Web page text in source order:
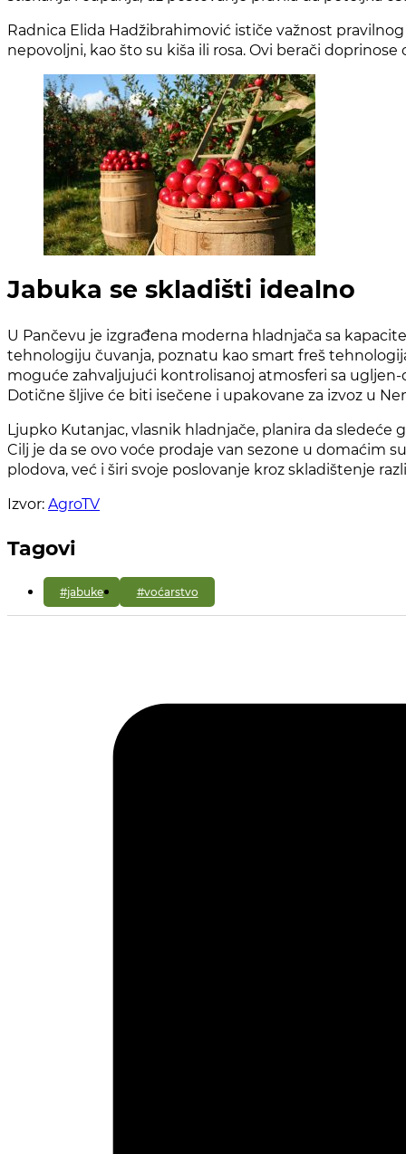
Radnica Elida Hadžibrahimović ističe važnost
nepovoljni, kao što su kiša ili rosa. Ovi berači
Jabuka se skladišti idealno
U Pančevu je izgrađena moderna hladnjača sa
tehnologiju čuvanja, poznatu kao smart freš
moguće zahvaljujući kontrolisanoj atmosferi sa
Dotične šljive će biti isečene i upakovane za izvoz u
Ljupko Kutanjac, vlasnik hladnjače, planira da sledeće
Cilj je da se ovo voće prodaje van sezone u domaćim
plodova, već i širi svoje poslovanje kroz skladištenje
Izvor: AgroTV
Tagovi
#jabuke #voćarstvo